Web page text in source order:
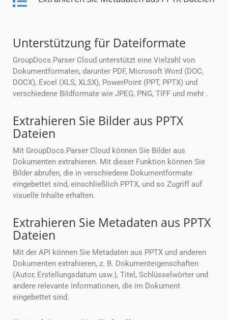
Unterstützung für Dateiformate
GroupDocs.Parser Cloud unterstützt eine Vielzahl von
Dokumentformaten, darunter PDF, Microsoft Word (DOC,
DOCX), Excel (XLS, XLSX), PowerPoint (PPT, PPTX) und
verschiedene Bildformate wie JPEG, PNG, TIFF und mehr .
Extrahieren Sie Bilder aus PPTX
Dateien
Mit GroupDocs.Parser Cloud können Sie Bilder aus
Dokumenten extrahieren. Mit dieser Funktion können Sie
Bilder abrufen, die in verschiedene Dokumentformate
eingebettet sind, einschließlich PPTX, und so Zugriff auf
visuelle Inhalte erhalten.
Extrahieren Sie Metadaten aus PPTX
Dateien
Mit der API können Sie Metadaten aus PPTX und anderen
Dokumenten extrahieren, z. B. Dokumenteigenschaften
(Autor, Erstellungsdatum usw.), Titel, Schlüsselwörter und
andere relevante Informationen, die im Dokument
eingebettet sind.